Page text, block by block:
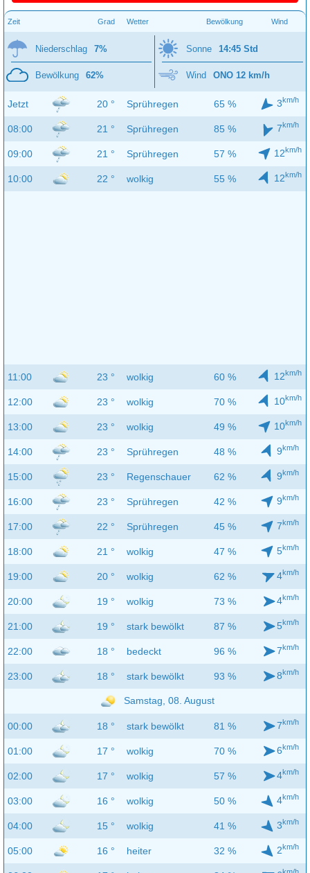
Zeit Grad Wetter Bewölkung Wind
Niederschlag 7%
Bewölkung 62%
Sonne 14:45 Std
Wind ONO 12 km/h
Jetzt 20 ° Sprühregen 65 % 3km/h
08:00 21 ° Sprühregen 85 % 7km/h
09:00 21 ° Sprühregen 57 % 12km/h
10:00 22 ° wolkig 55 % 12km/h
11:00 23 ° wolkig 60 % 12km/h
12:00 23 ° wolkig 70 % 10km/h
13:00 23 ° wolkig 49 % 10km/h
14:00 23 ° Sprühregen 48 % 9km/h
15:00 23 ° Regenschauer 62 % 9km/h
16:00 23 ° Sprühregen 42 % 9km/h
17:00 22 ° Sprühregen 45 % 7km/h
18:00 21 ° wolkig 47 % 5km/h
19:00 20 ° wolkig 62 % 4km/h
20:00 19 ° wolkig 73 % 4km/h
21:00 19 ° stark bewölkt 87 % 5km/h
22:00 18 ° bedeckt 96 % 7km/h
23:00 18 ° stark bewölkt 93 % 8km/h
Samstag, 08. August
00:00 18 ° stark bewölkt 81 % 7km/h
01:00 17 ° wolkig 70 % 6km/h
02:00 17 ° wolkig 57 % 4km/h
03:00 16 ° wolkig 50 % 4km/h
04:00 15 ° wolkig 41 % 3km/h
05:00 16 ° heiter 32 % 2km/h